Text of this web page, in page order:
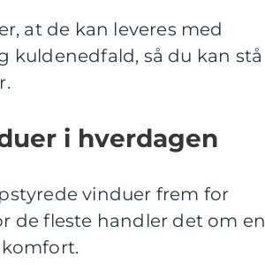
at de kan leveres med
kuldenedfald, så du kan stå
i hverdagen
vinduer frem for
de fleste handler det om en